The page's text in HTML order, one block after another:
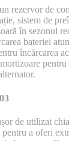
rezervor de
sistem de
în sezonul
bateriei
încărcarea
de utilizat
a oferi